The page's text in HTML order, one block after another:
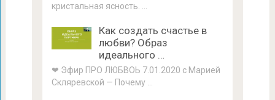
кристальная ясность. …
Как создать счастье в
любви? Образ
идеального …
❤ Эфир ПРО ЛЮБВОЬ 7.01.2020 с Марией
Скляревской — Почему …